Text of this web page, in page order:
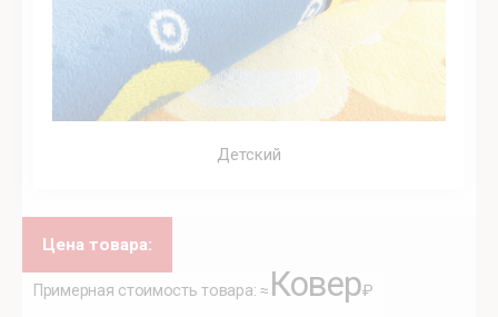
Детский
Цена товара:
Примерная стоимость товара: ≈ Ковер₽